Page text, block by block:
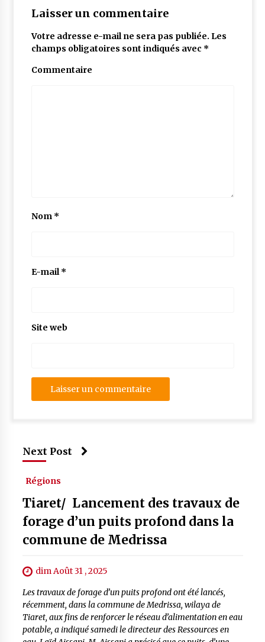
Laisser un commentaire
Votre adresse e-mail ne sera pas publiée. Les
champs obligatoires sont indiqués avec *
Commentaire
Nom *
E-mail*
Site web
Next Post
Régions
Tiaret/ Lancement des travaux de
forage d’un puits profond dans la
commune de Medrissa
dim Août 31 , 2025
Les travaux de forage d’un puits profond ont été lancés,
récemment, dans la commune de Medrissa, wilaya de
Tiaret, aux fins de renforcer le réseau d’alimentation en eau
potable, a indiqué samedi le directeur des Ressources en